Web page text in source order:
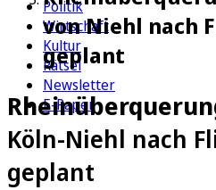
Politik
Wirtschaft
Kultur
Rätsel
Newsletter
E-Paper
von Niehl nach
geplant
Köln-Niehl nach
geplant